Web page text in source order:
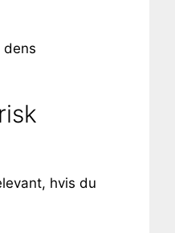
dens
hvis du